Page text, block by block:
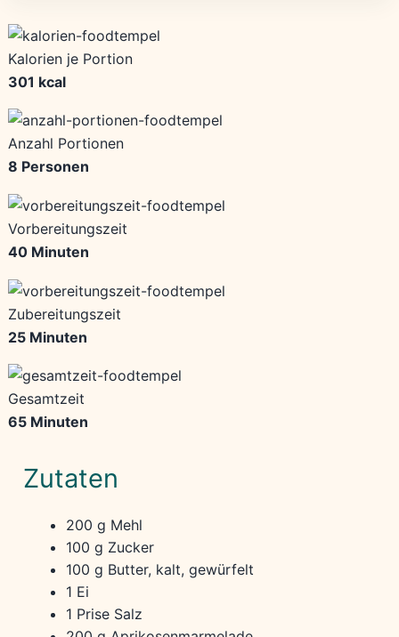
Kalorien je Portion
301 kcal
Anzahl Portionen
8 Personen
Vorbereitungszeit
40 Minuten
Zubereitungszeit
25 Minuten
Gesamtzeit
65 Minuten
Zutaten
200 g Mehl
100 g Zucker
100 g Butter, kalt, gewürfelt
1 Ei
1 Prise Salz